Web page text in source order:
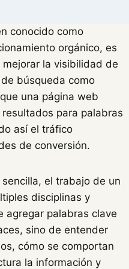
conocido como
orgánico, es
la visibilidad de
búsqueda como
una página web
para palabras
así el tráfico
de conversión.
el trabajo de un
disciplinas y
agregar palabras clave
sino de entender
cómo se comportan
la información y